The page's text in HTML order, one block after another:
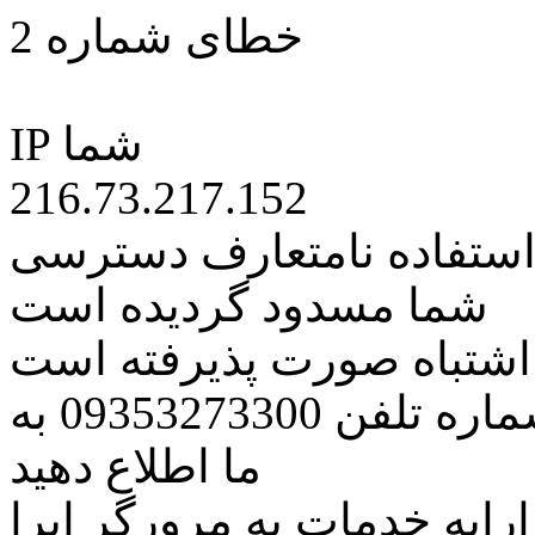
خطای شماره 2
IP شما
216.73.217.152
نامتعارف دسترسی
شما مسدود گردیده است
اشتباه صورت پذیرفته است
مراتب این مسئله را از طریق شماره تلفن 09353273300 به
ما اطلاع دهید
خدمات به مرورگر اپرا